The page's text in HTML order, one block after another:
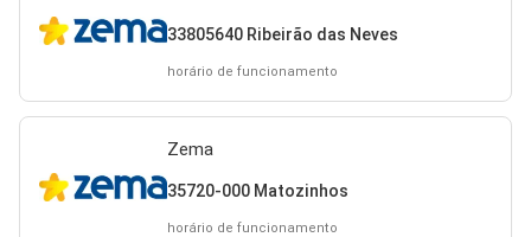
33805640 Ribeirão das Neves
horário de funcionamento
Zema
35720-000 Matozinhos
horário de funcionamento